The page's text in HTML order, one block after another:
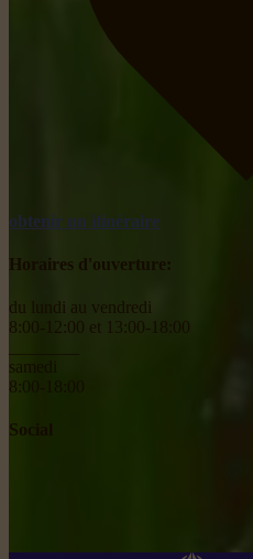
obtenir un itinéraire
Horaires d'ouverture:
du lundi au vendredi
8:00-12:00 et 13:00-18:00
samedi
8:00-18:00
Social